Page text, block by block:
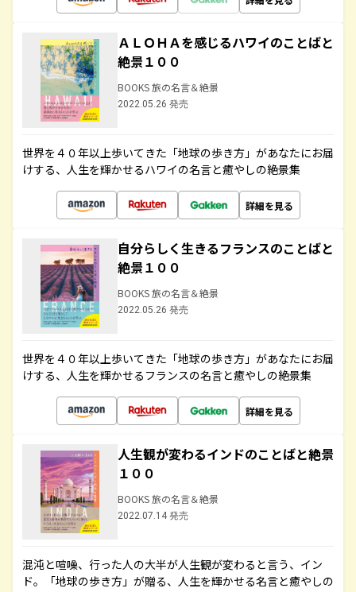
ＡＬＯＨＡを感じるハワイのことばと
絶景１００
BOOKS 旅の名言＆絶景
2022.05.26 発売
世界を４０年以上歩いてきた「地球の歩き方」があなたにお届
けする、人生を輝かせるハワイの名言と癒やしの絶景集
詳細を見る
自分らしく生きるフランスのことばと
絶景１００
BOOKS 旅の名言＆絶景
2022.05.26 発売
世界を４０年以上歩いてきた「地球の歩き方」があなたにお届
けする、人生を輝かせるフランスの名言と癒やしの絶景集
詳細を見る
人生観が変わるインドのことばと絶景
１００
BOOKS 旅の名言＆絶景
2022.07.14 発売
混沌と喧噪、行った人の大半が人生観が変わると言う、イン
ド。「地球の歩き方」が贈る、人生を輝かせる名言と癒やしの